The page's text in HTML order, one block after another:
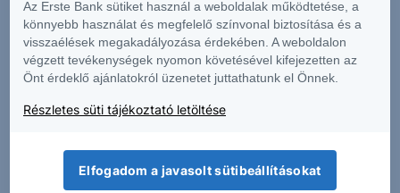
Erős lett a MOL második negyedéve
PIACI HÍREK
2026. augusztus 7.
Az Erste Bank sütiket használ a weboldalak működtetése, a
könnyebb használat és megfelelő színvonal biztosítása és a
visszaélések megakadályozása érdekében. A weboldalon
végzett tevékenységek nyomon követésével kifejezetten az
Önt érdeklő ajánlatokról üzenetet juttathatunk el Önnek.
Részletes süti tájékoztató letöltése
Elfogadom a javasolt sütibeállításokat